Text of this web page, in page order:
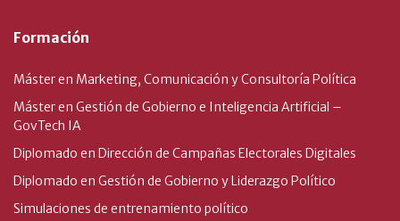
Formación
Máster en Marketing, Comunicación y Consultoría Política
Máster en Gestión de Gobierno e Inteligencia Artificial –
GovTech IA
Diplomado en Dirección de Campañas Electorales Digitales
Diplomado en Gestión de Gobierno y Liderazgo Político
Simulaciones de entrenamiento político